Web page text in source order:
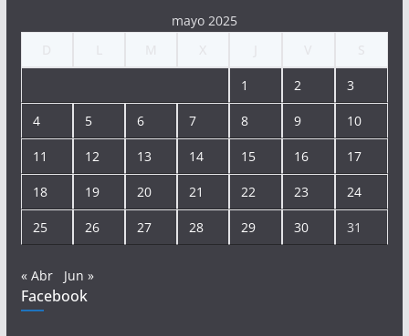
mayo 2025
1 2 3
4 5 6 7 8 9 10
11 12 13 14 15 16 17
18 19 20 21 22 23 24
25 26 27 28 29 30 31
« Abr Jun »
Facebook